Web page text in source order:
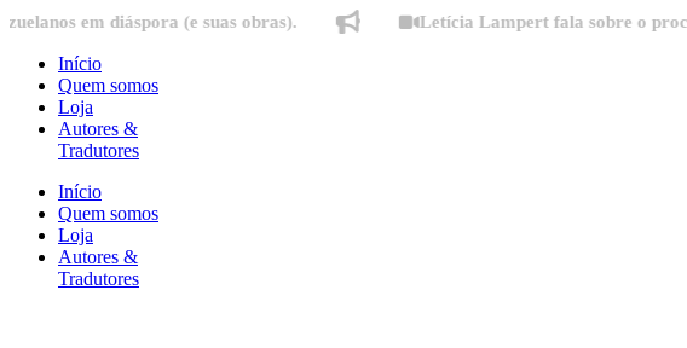
Ir
conteúdo
em diáspora (e suas obras). Letícia Lampert fala sobre o processo
Início
Quem somos
Loja
Autores &
Tradutores
Início
Quem somos
Loja
Autores &
Tradutores